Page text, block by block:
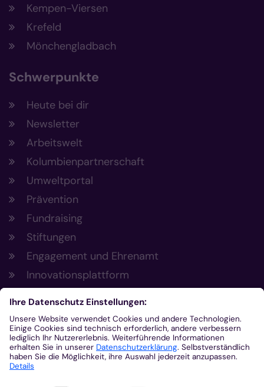
Kempen-Viersen
Krefeld
Mönchengladbach
Schwerpunkte
Heute bei dir
Newsletter
Arbeitswelt
Kolumbienpartnerschaft
Umweltportal
Prävention
Fundraising
Stiftungen
Engagement und Ehrenamt
Innovationsplattform
Aus der Plattform
Nachrichten
Veranstaltungen
Gottesdienste